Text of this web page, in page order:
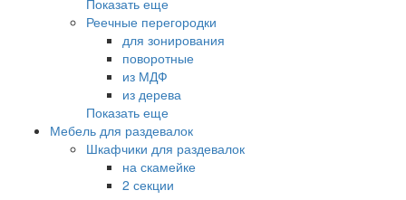
Реечные перегородки
для зонирования
поворотные
из МДФ
из дерева
Показать еще
Мебель для раздевалок
Шкафчики для раздевалок
на скамейке
2 секции